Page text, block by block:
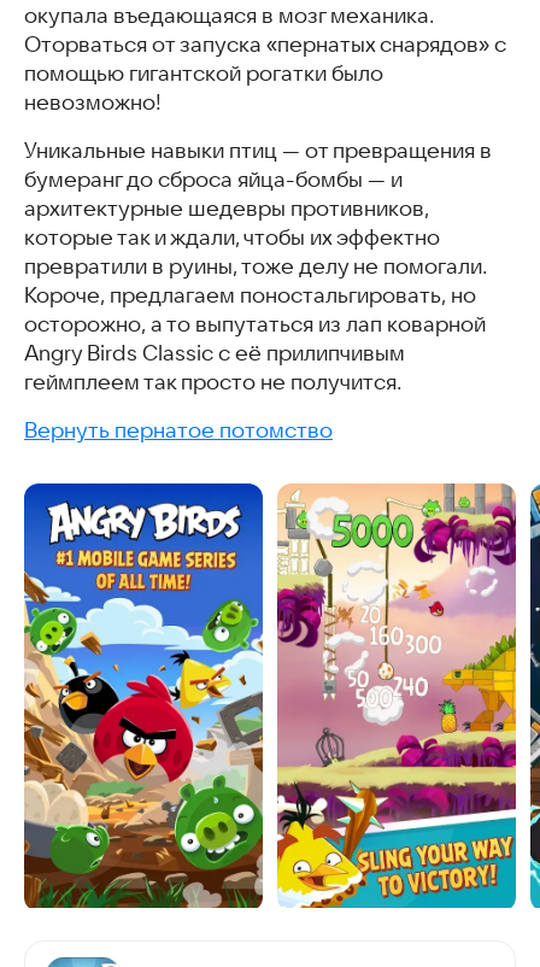
окупала въедающаяся в мозг механика.
Оторваться от запуска «пернатых снарядов» с
помощью гигантской рогатки было
невозможно!
Уникальные навыки птиц — от превращения в
бумеранг до сброса яйца-бомбы — и
архитектурные шедевры противников,
которые так и ждали, чтобы их эффектно
превратили в руины, тоже делу не помогали.
Короче, предлагаем поностальгировать, но
осторожно, а то выпутаться из лап коварной
Angry Birds Classic с её прилипчивым
геймплеем так просто не получится.
Вернуть пернатое потомство